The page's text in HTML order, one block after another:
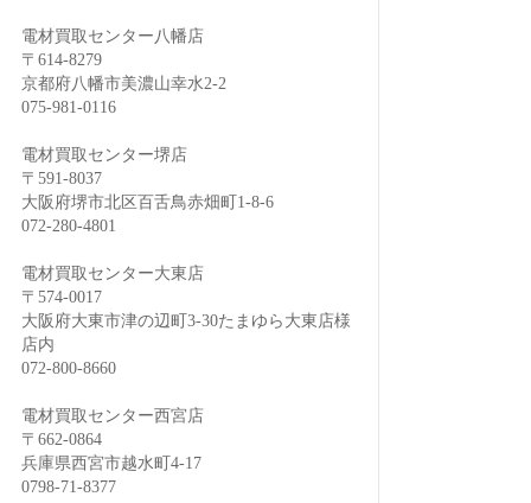
電材買取センター八幡店
〒614-8279
京都府八幡市美濃山幸水2-2
075-981-0116
電材買取センター堺店
〒591-8037
大阪府堺市北区百舌鳥赤畑町1-8-6
072-280-4801
電材買取センター大東店
〒574-0017
大阪府大東市津の辺町3-30たまゆら大東店様
店内
072-800-8660
電材買取センター西宮店
〒662-0864
兵庫県西宮市越水町4-17
0798-71-8377